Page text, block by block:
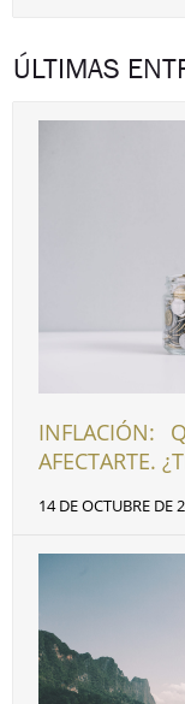
ÚLTIMAS
INFLACIÓN:
AFECTARTE.
14 DE OCTUBRE DE